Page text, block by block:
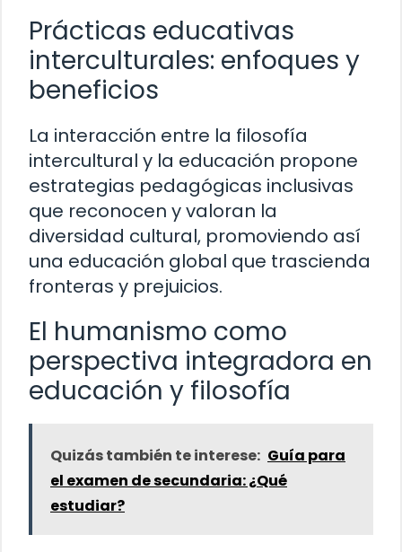
Prácticas educativas
interculturales: enfoques y
beneficios
La interacción entre la filosofía
intercultural y la educación propone
estrategias pedagógicas inclusivas
que reconocen y valoran la
diversidad cultural, promoviendo así
una educación global que trascienda
fronteras y prejuicios.
El humanismo como
perspectiva integradora en
educación y filosofía
Quizás también te interese: Guía para
el examen de secundaria: ¿Qué
estudiar?